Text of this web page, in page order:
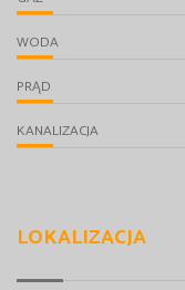
WODA
PRĄD
KANALIZACJA
LOKALIZACJA